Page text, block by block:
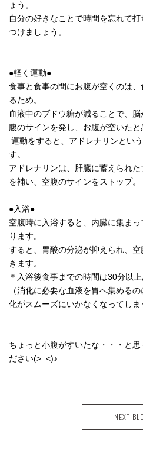
ょう。
自分の好きなことで時間を忘れて
つけましょう。
●軽く運動●
食事と食事の間にお腹が空くのは
るため。
血液中のブドウ糖が減ることで、
腹のサインを発し、お腹が空いたと
運動をすると、アドレナリンとい
す。
アドレナリンは、肝臓に蓄えられ
を補い、空腹のサインをストップ。
●入浴●
空腹時に入浴すると、内臓に集ま
ります。
すると、胃酸の分泌が抑えられ、
きます。
＊入浴後食事までの時間は30分以
（消化に必要な血液を胃へ集める
化がスムーズにいかなくなってしま
ちょっと小腹がすいたな・・・と
ださい(>_<)♪
NEXT